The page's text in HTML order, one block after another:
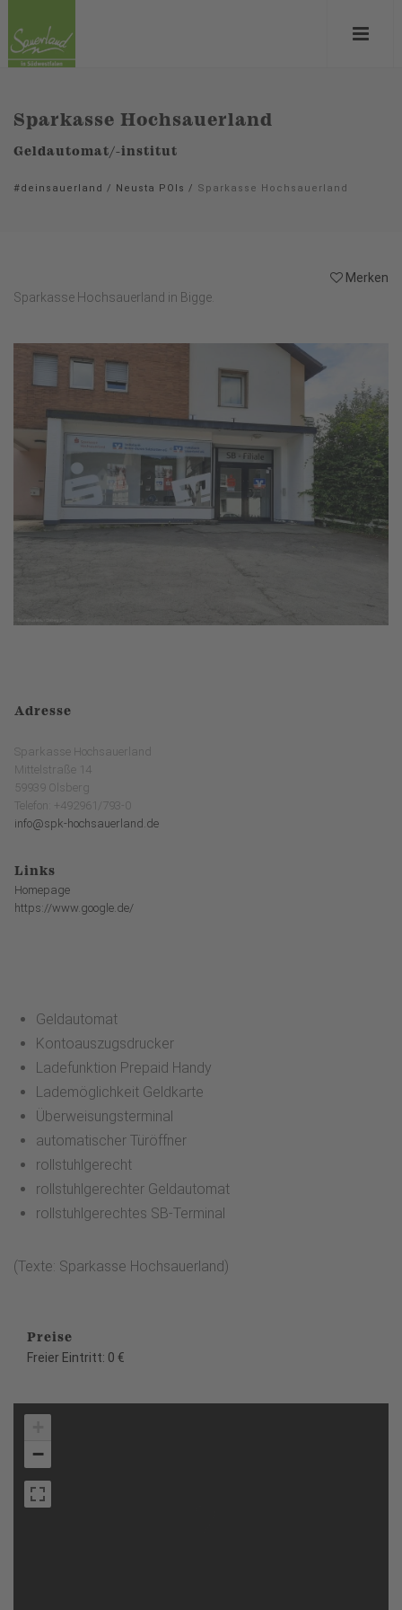
Sparkasse Hochsauerland
Geldautomat/-institut
#deinsauerland / Neusta POIs / Sparkasse Hochsauerland
Merken
Sparkasse Hochsauerland in Bigge.
Adresse
Sparkasse Hochsauerland
Mittelstraße 14
59939 Olsberg
Telefon: +492961/793-0
info@spk-hochsauerland.de
Links
Homepage
https://www.google.de/
Geldautomat
Kontoauszugsdrucker
Ladefunktion Prepaid Handy
Lademöglichkeit Geldkarte
Überweisungsterminal
automatischer Türöffner
rollstuhlgerecht
rollstuhlgerechter Geldautomat
rollstuhlgerechtes SB-Terminal
(Texte: Sparkasse Hochsauerland)
Preise
Freier Eintritt: 0 €
−